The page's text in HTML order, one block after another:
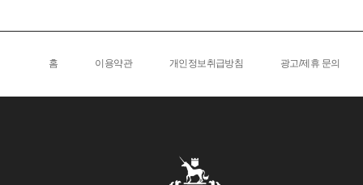
홈 이용약관 개인정보취급방침 광고/제휴 문의